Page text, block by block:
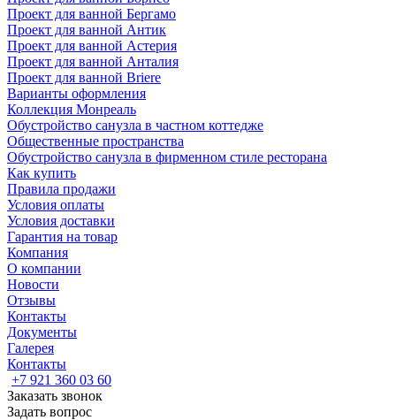
Проект для ванной Бергамо
Проект для ванной Антик
Проект для ванной Астерия
Проект для ванной Анталия
Проект для ванной Briere
Варианты оформления
Коллекция Монреаль
Обустройство санузла в частном коттедже
Общественные пространства
Обустройство санузла в фирменном стиле ресторана
Как купить
Правила продажи
Условия оплаты
Условия доставки
Гарантия на товар
Компания
О компании
Новости
Отзывы
Контакты
Документы
Галерея
Контакты
+7 921 360 03 60
Заказать звонок
Задать вопрос